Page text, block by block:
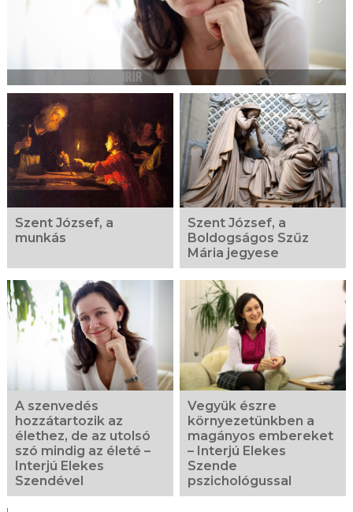
Szent József, a
munkás
Szent József, a
Boldogságos Szűz
Mária jegyese
A szenvedés
hozzátartozik az
élethez, de az utolsó
szó mindig az életé –
Interjú Elekes
Szendével
Vegyük észre
környezetünkben a
magányos embereket
– Interjú Elekes
Szende
pszichológussal